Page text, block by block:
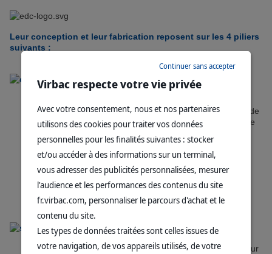
Leur conception et leur fabrication reposent sur les 4 piliers
suivants :
Qualité supérieure
élaborés et évalués selon des normes de
qualité strictes et font l'objet d'études de
sécurité et de tolérance systématiques.
La sélection des ingrédients et des
fournisseurs se veut très exigeante.
Formulation scientifique
La sélection des ingrédients se fonde sur
Virbac respecte votre vie privée
Avec votre consentement, nous et nos partenaires
utilisons des cookies pour traiter vos données
personnelles pour les finalités suivantes : stocker
et/ou accéder à des informations sur un terminal,
vous adresser des publicités personnalisées, mesurer
l'audience et les performances des contenus du site
fr.virbac.com, personnaliser le parcours d'achat et le
contenu du site.
Les types de données traitées sont celles issues de
votre navigation, de vos appareils utilisés, de votre
Continuer sans accepter